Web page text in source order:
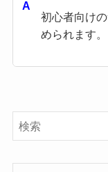
初心者向け
められます。